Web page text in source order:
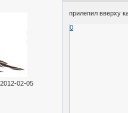
02-05
прилепил вверху
0